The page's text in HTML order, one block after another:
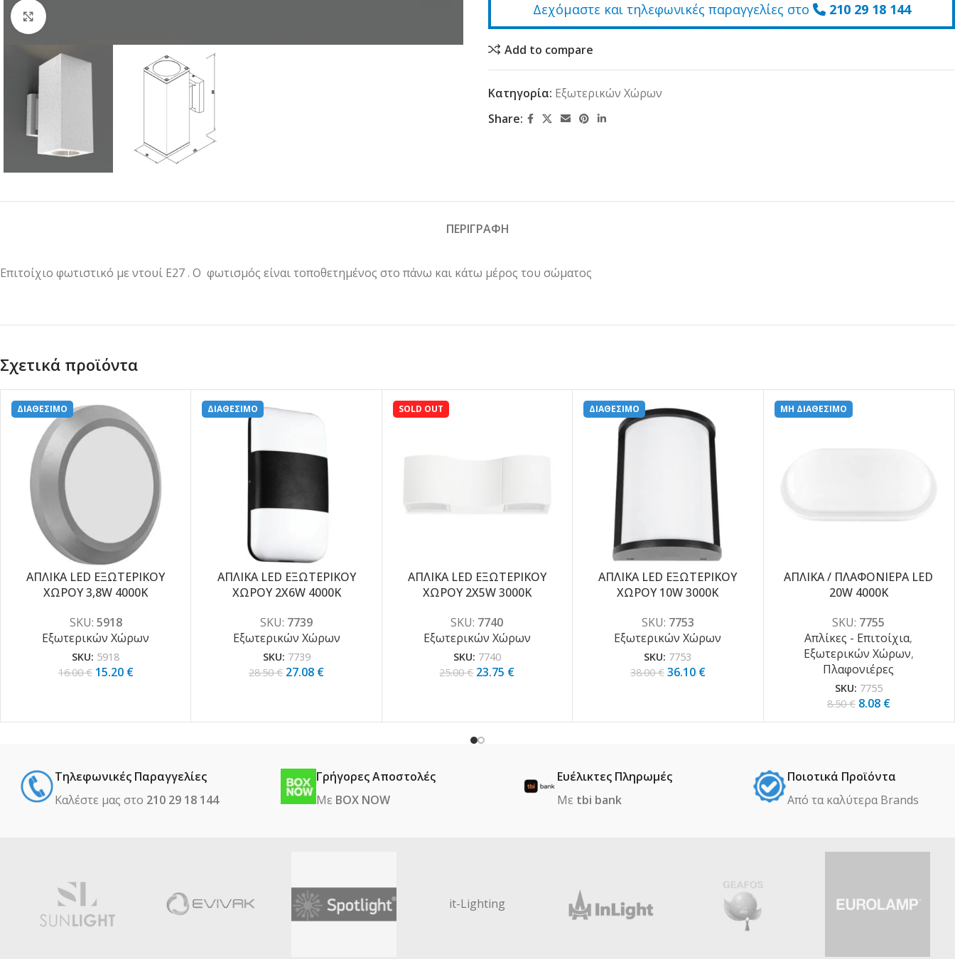
Δεχόμαστε και τηλεφωνικές παραγγελίες στο 210 29 18 144
Add to compare
Κατηγορία: Εξωτερικών Χώρων
Share:
ΠΕΡΙΓΡΑΦΗ
Επιτοίχιο φωτιστικό με ντουί Ε27 . Ο φωτισμός είναι τοποθετημένος στο πάνω και κάτω μέρος του σώματος
Σχετικά προϊόντα
-5%
ΔΙΑΘΕΣΙΜΟ
ΑΠΛΙΚΑ LED ΕΞΩΤΕΡΙΚΟΥ
ΧΩΡΟΥ 3,8W 4000K
SKU: 5918
Εξωτερικών Χώρων
SKU: 5918
16.00€ 15.20 €
-5%
ΔΙΑΘΕΣΙΜΟ
ΑΠΛΙΚΑ LED ΕΞΩΤΕΡΙΚΟΥ
ΧΩΡΟΥ 2X6W 4000K
SKU: 7739
Εξωτερικών Χώρων
SKU: 7739
28.50€ 27.08 €
-5%
SOLD OUT
ΑΠΛΙΚΑ LED ΕΞΩΤΕΡΙΚΟΥ
ΧΩΡΟΥ 2X5W 3000K
SKU: 7740
Εξωτερικών Χώρων
SKU: 7740
25.00€ 23.75 €
-5%
ΔΙΑΘΕΣΙΜΟ
ΑΠΛΙΚΑ LED ΕΞΩΤΕΡΙΚΟΥ
ΧΩΡΟΥ 10W 3000K
SKU: 7753
Εξωτερικών Χώρων
SKU: 7753
38.00€ 36.10 €
-5%
ΜΗ ΔΙΑΘΕΣΙΜΟ
ΑΠΛΙΚΑ / ΠΛΑΦΟΝΙΕΡΑ LED
20W 4000K
SKU: 7755
Απλίκες - Επιτοίχια,
Εξωτερικών Χώρων,
Πλαφονιέρες
SKU: 7755
8.50€ 8.08 €
Τηλεφωνικές Παραγγελίες
Καλέστε μας στο 210 29 18 144
Γρήγορες Αποστολές
Με BOX NOW
Ευέλικτες Πληρωμές
Με tbi bank
Ποιοτικά Προϊόντα
Από τα καλύτερα Βrands
it-Lighting